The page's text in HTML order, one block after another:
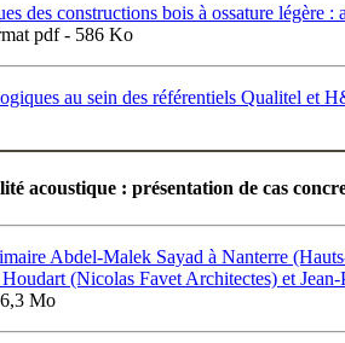
des constructions bois à ossature légère :
pdf - 586 Ko
au sein des référentiels Qualitel et
acoustique : présentation de cas
Abdel-Malek Sayad à Nanterre
(Nicolas Favet Architectes) et
Mo